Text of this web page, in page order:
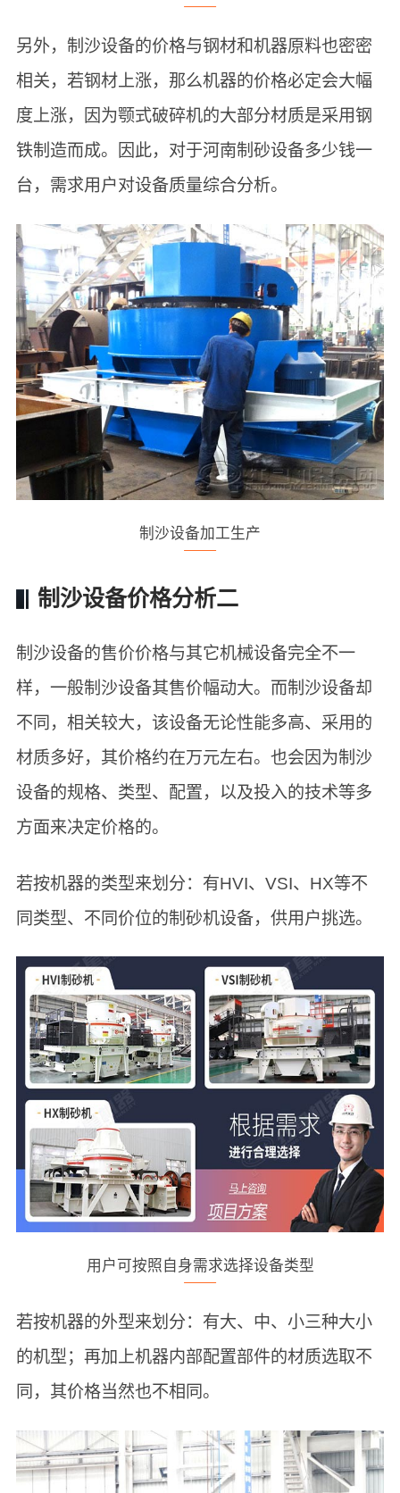
另外，制沙设备的价格与钢材和机器原料也密密
相关，若钢材上涨，那么机器的价格必定会大幅
度上涨，因为颚式破碎机的大部分材质是采用钢
铁制造而成。因此，对于河南制砂设备多少钱一
台，需求用户对设备质量综合分析。
制沙设备加工生产
制沙设备价格分析二
制沙设备的售价价格与其它机械设备完全不一
样，一般制沙设备其售价幅动大。而制沙设备却
不同，相关较大，该设备无论性能多高、采用的
材质多好，其价格约在万元左右。也会因为制沙
设备的规格、类型、配置，以及投入的技术等多
方面来决定价格的。
若按机器的类型来划分：有HVI、VSI、HX等不
同类型、不同价位的制砂机设备，供用户挑选。
用户可按照自身需求选择设备类型
若按机器的外型来划分：有大、中、小三种大小
的机型；再加上机器内部配置部件的材质选取不
同，其价格当然也不相同。